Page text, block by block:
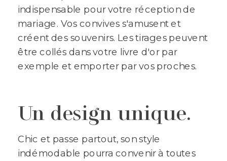
Chic et passe partout, son style
indémodable pourra convenir à toutes
Un design unique.
indispensable pour votre réception de
mariage. Vos convives s'amusent et
créent des souvenirs. Les tirages peuvent
être collés dans votre livre d'or par
exemple et emporter par vos proches.